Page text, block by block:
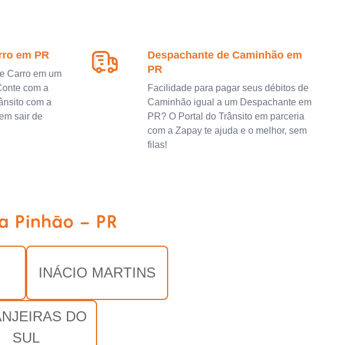
em PR
Carro em um
com a
com a
sair de
Despachante de Caminhão em
PR
Facilidade para pagar seus débitos de
Caminhão igual a um Despachante em
PR? O Portal do Trânsito em parceria
com a Zapay te ajuda e o melhor, sem
filas!
Pinhão - PR
INÁCIO MARTINS
DO
SUL